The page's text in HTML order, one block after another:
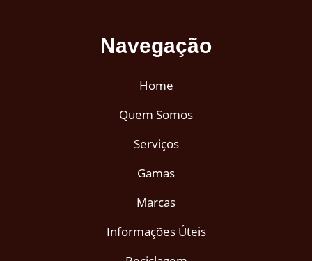
Navegação
Home
Quem Somos
Serviços
Gamas
Marcas
Informações Úteis